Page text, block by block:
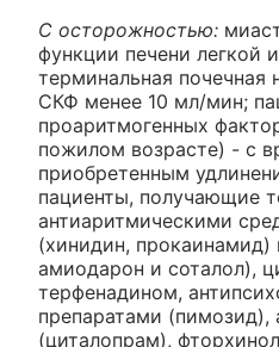
С осторожностью:
функции печени легкой
терминальная почечная
СКФ менее 10 мл/мин;
проаритмогенных
пожилом возрасте) - с
приобретенным
пациенты, получающие
антиаритмическими
(хинидин, прокаинамид)
амиодарон и соталол),
терфенадином,
препаратами (пимозид),
(циталопрам),